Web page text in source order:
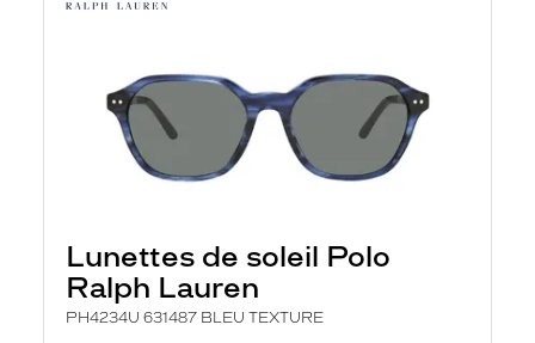
Lunettes de soleil Polo
Ralph Lauren
PH4234U 631487 BLEU TEXTURE